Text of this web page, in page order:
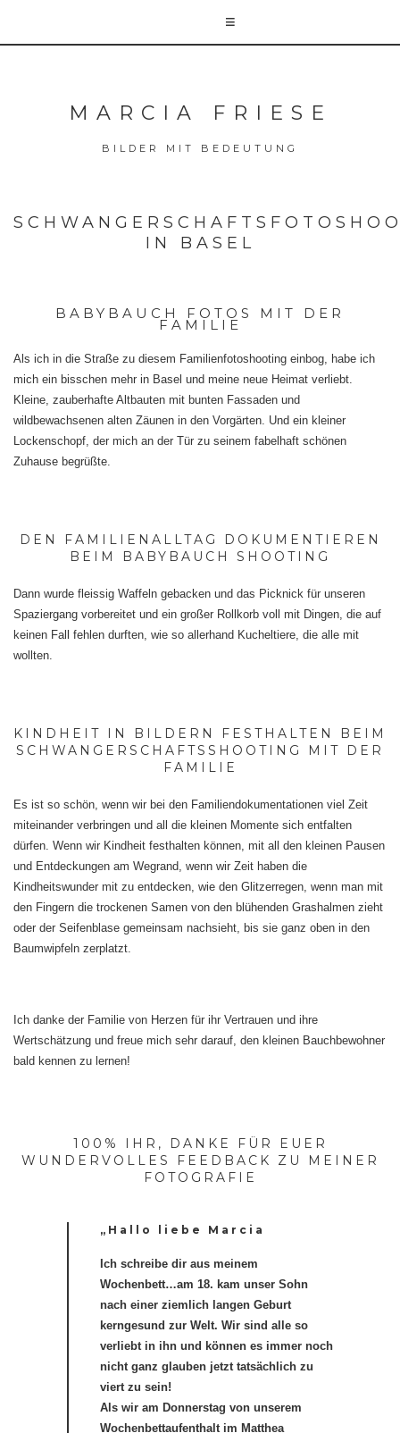
MARCIA FRIESE
BILDER MIT BEDEUTUNG
IN BASEL
BABYBAUCH FOTOS MIT DER
FAMILIE
Als ich in die Straße zu diesem Familienfotoshooting einbog, habe ich
mich ein bisschen mehr in Basel und meine neue Heimat verliebt.
Kleine, zauberhafte Altbauten mit bunten Fassaden und
wildbewachsenen alten Zäunen in den Vorgärten. Und ein kleiner
Lockenschopf, der mich an der Tür zu seinem fabelhaft schönen
Zuhause begrüßte.
DEN FAMILIENALLTAG DOKUMENTIEREN
BEIM BABYBAUCH SHOOTING
Dann wurde fleissig Waffeln gebacken und das Picknick für unseren
Spaziergang vorbereitet und ein großer Rollkorb voll mit Dingen, die auf
keinen Fall fehlen durften, wie so allerhand Kucheltiere, die alle mit
wollten.
KINDHEIT IN BILDERN FESTHALTEN BEIM
SCHWANGERSCHAFTSSHOOTING MIT DER
FAMILIE
Es ist so schön, wenn wir bei den Familiendokumentationen viel Zeit
miteinander verbringen und all die kleinen Momente sich entfalten
dürfen. Wenn wir Kindheit festhalten können, mit all den kleinen Pausen
und Entdeckungen am Wegrand, wenn wir Zeit haben die
Kindheitswunder mit zu entdecken, wie den Glitzerregen, wenn man mit
den Fingern die trockenen Samen von den blühenden Grashalmen zieht
oder der Seifenblase gemeinsam nachsieht, bis sie ganz oben in den
Baumwipfeln zerplatzt.
Ich danke der Familie von Herzen für ihr Vertrauen und ihre
Wertschätzung und freue mich sehr darauf, den kleinen Bauchbewohner
bald kennen zu lernen!
100% IHR, DANKE FÜR EUER
WUNDERVOLLES FEEDBACK ZU MEINER
FOTOGRAFIE
„Hallo liebe Marcia
Ich schreibe dir aus meinem
Wochenbett…am 18. kam unser Sohn
nach einer ziemlich langen Geburt
kerngesund zur Welt. Wir sind alle so
verliebt in ihn und können es immer noch
nicht ganz glauben jetzt tatsächlich zu
viert zu sein!
Als wir am Donnerstag von unserem
Wochenbettaufenthalt im Matthea